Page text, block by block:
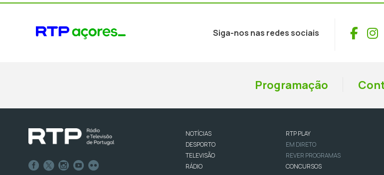
Siga-nos nas redes sociais
Programação
NOTÍCIAS
DESPORTO
TELEVISÃO
RÁDIO
RTP PLAY
EM DIRETO
REVER PROGRAMAS
CONCURSOS